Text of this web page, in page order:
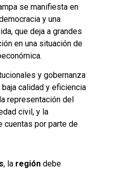
se manifiesta en
y una
que deja a grandes
en una situación de
y gobernanza
calidad y eficiencia
representación del
civil, y la
cuentas por parte de
, la regióndebe